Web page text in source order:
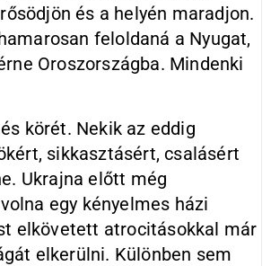
és a helyén maradjon.
feloldaná a Nyugat,
Oroszországba. Mindenki
körét. Nekik az eddig
sikkasztásért, csalásért
Ukrajna előtt még
egy kényelmes házi
elkövetett atrocitásokkal már
elkerülni. Különben sem